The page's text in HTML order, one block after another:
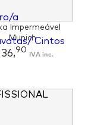
a
Cintos
Impermeável
Munich
90 IVA inc.